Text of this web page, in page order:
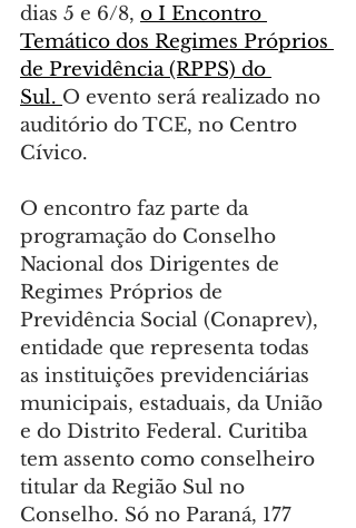
dias 5 e 6/8, o I Encontro
Temático dos Regimes Próprios
de Previdência (RPPS) do
Sul. O evento será realizado no
auditório do TCE, no Centro
Cívico.
O encontro faz parte da
programação do Conselho
Nacional dos Dirigentes de
Regimes Próprios de
Previdência Social (Conaprev),
entidade que representa todas
as instituições previdenciárias
municipais, estaduais, da União
e do Distrito Federal. Curitiba
tem assento como conselheiro
titular da Região Sul no
Conselho. Só no Paraná, 177